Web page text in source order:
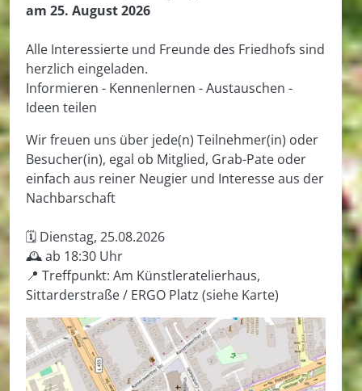
am 25. August 2026
Alle Interessierte und Freunde des Friedhofs sind
herzlich eingeladen.
Informieren - Kennenlernen - Austauschen -
Ideen teilen
Wir freuen uns über jede(n) Teilnehmer(in) oder
Besucher(in), egal ob Mitglied, Grab-Pate oder
einfach aus reiner Neugier und Interesse aus der
Nachbarschaft
🗓️ Dienstag, 25.08.2026
🕰️ ab 18:30 Uhr
📍 Treffpunkt: Am Künstleratelierhaus,
Sittarderstraße / ERGO Platz (siehe Karte)